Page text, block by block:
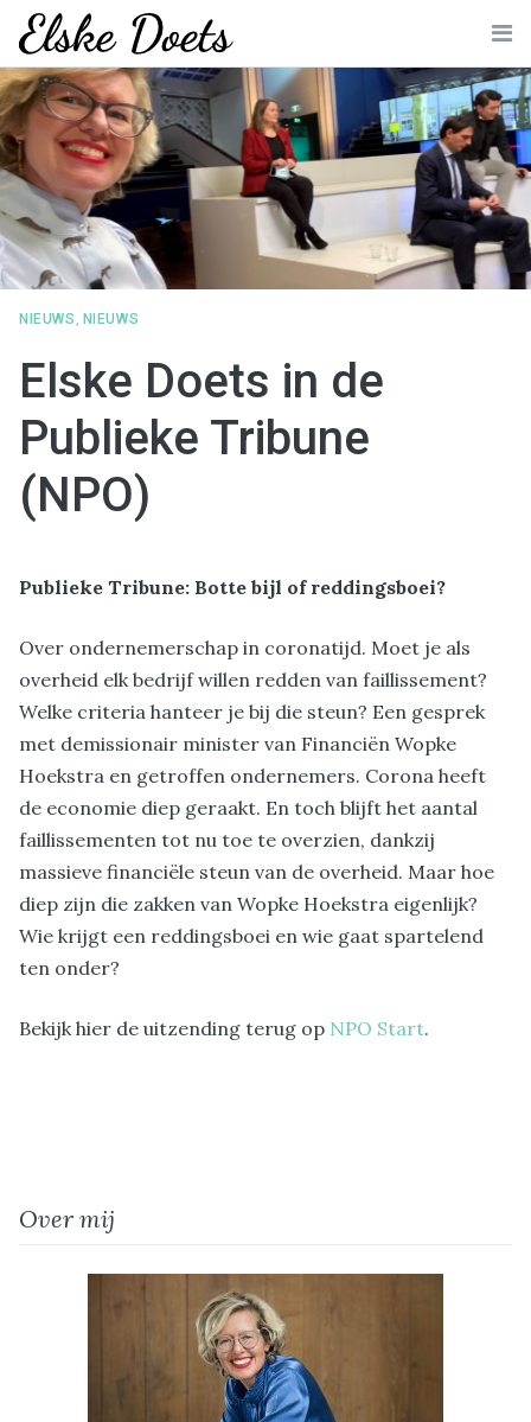
Skip
content
NIEUWS NIEUWS
Elske Doets in de
Publieke Tribune
(NPO)
Publieke Tribune: Botte bijl of reddingsboei?
Over ondernemerschap in coronatijd. Moet je als
overheid elk bedrijf willen redden van faillissement?
Welke criteria hanteer je bij die steun? Een gesprek
met demissionair minister van Financiën Wopke
Hoekstra en getroffen ondernemers. Corona heeft
de economie diep geraakt. En toch blijft het aantal
faillissementen tot nu toe te overzien, dankzij
massieve financiële steun van de overheid. Maar hoe
diep zijn die zakken van Wopke Hoekstra eigenlijk?
Wie krijgt een reddingsboei en wie gaat spartelend
ten onder?
Bekijk hier de uitzending terug op NPO Start.
Over mij